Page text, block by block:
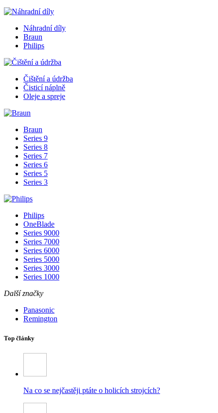
Náhradní díly
Braun
Philips
Čištění a údržba
Čisticí náplně
Oleje a spreje
Braun
Series 9
Series 8
Series 7
Series 6
Series 5
Series 3
Philips
OneBlade
Series 9000
Series 7000
Series 6000
Series 5000
Series 3000
Series 1000
Další značky
Panasonic
Remington
Top články
Na co se nejčastěji ptáte o holicích strojcích?